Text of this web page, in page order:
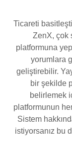
Ticareti
ZenX, çok
platformuna
yorumlara
geliştirebilir.
bir şekilde
belirlemek
platformunun
Sistem
istiyorsanız bu